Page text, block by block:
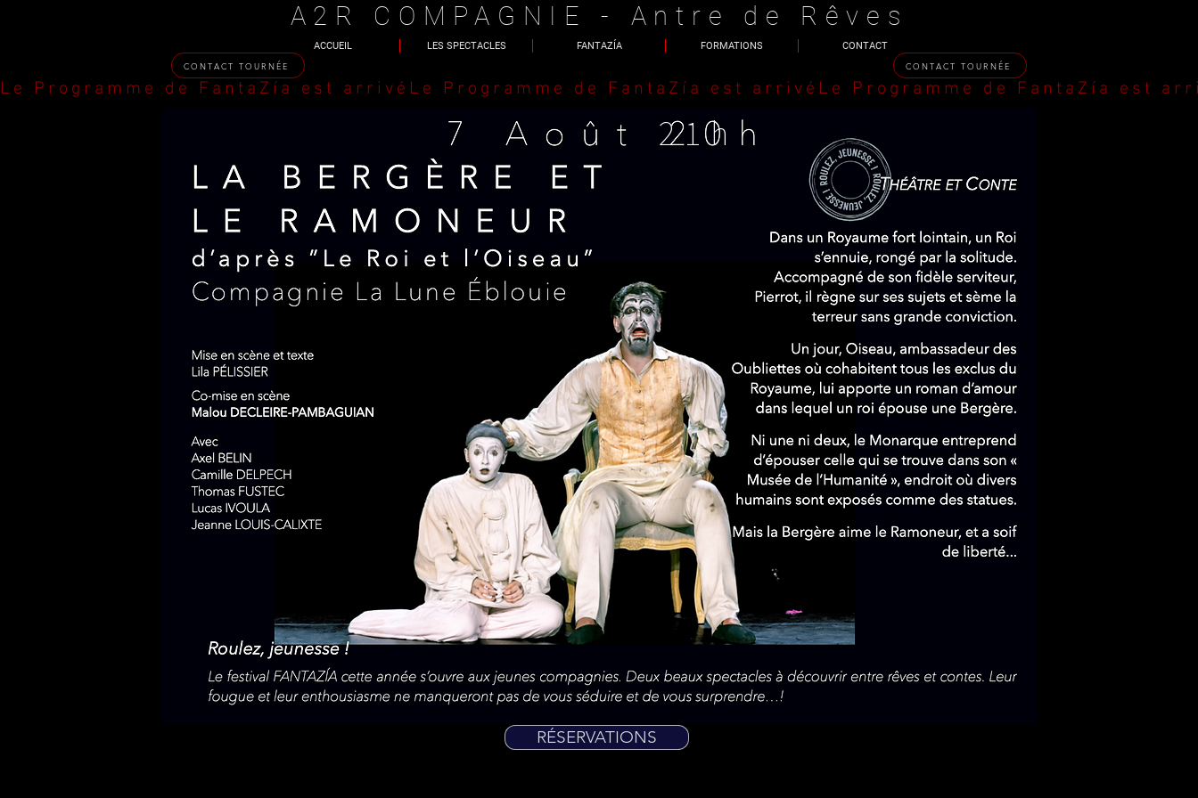
A2R COMPAGNIE - Antre de Rêves
ACCUEIL LES SPECTACLES FANTAZÍA FORMATIONS CONTACT
CONTACT TOURNÉE CONTACT TOURNÉE
Le Programme de FantaZía est arrivé
21h
RÉSERVATIONS